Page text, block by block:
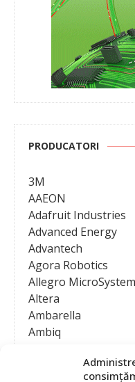
PRODUCATORI
3M
AAEON
Adafruit Industries
Advanced Energy
Advantech
Agora Robotics
Allegro
Altera
Ambarella
Ambiq